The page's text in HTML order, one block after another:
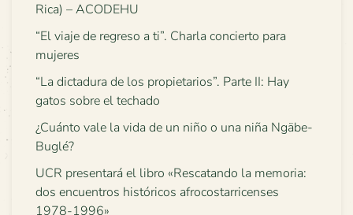
Rica) – ACODEHU
“El viaje de regreso a ti”. Charla concierto para
mujeres
“La dictadura de los propietarios”. Parte II: Hay
gatos sobre el techado
¿Cuánto vale la vida de un niño o una niña Ngäbe-
Buglé?
UCR presentará el libro «Rescatando la memoria:
dos encuentros históricos afrocostarricenses
1978-1996»